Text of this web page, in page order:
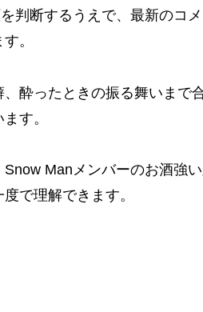
判断するうえで、最新のコ
。
酔ったときの振る舞いまで
す。
Manメンバーのお酒強
で理解できます。